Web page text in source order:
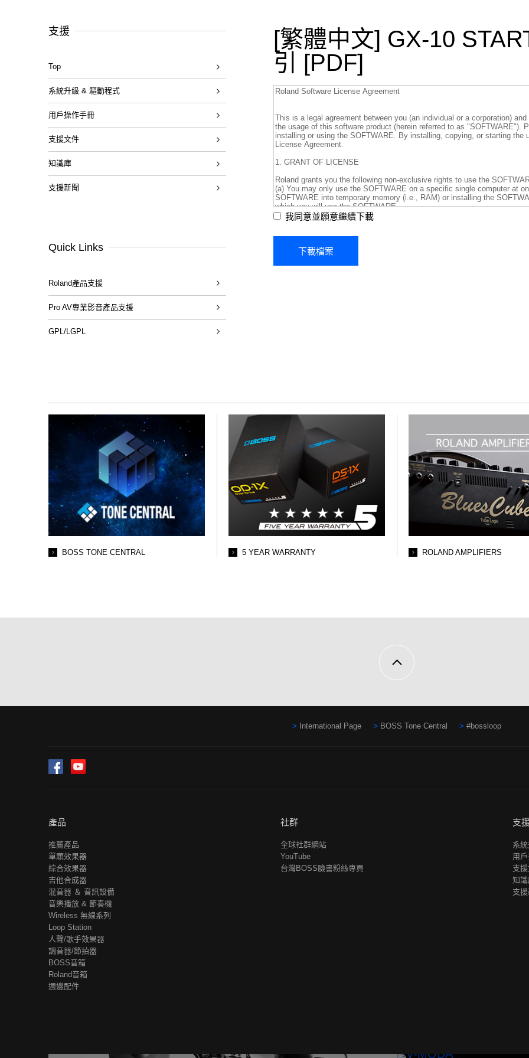
[繁體中文] GX-10
引 [PDF]
我同意並願意繼續下載
支援
Top
系統升級 & 驅動程式
用戶操作手冊
支援文件
知識庫
支援新聞
Quick Links
Roland產品支援
Pro AV專業影音產品支援
GPL/LGPL
BOSS TONE CENTRAL 5 YEAR WARRANTY ROLAND AMPLIFIERS
International Page BOSS Tone Central #bossloop
Facebook
產品
推薦產品
單顆效果器
綜合效果器
吉他合成器
混音器 ＆ 音訊設備
音樂播放 & 節奏機
Wireless 無線系列
Loop Station
人聲/歌手效果器
調音器/節拍器
BOSS音箱
Roland音箱
週邊配件
社群
全球社群網站
YouTube
台灣BOSS臉書粉絲專頁
支
系
用
支
知
支